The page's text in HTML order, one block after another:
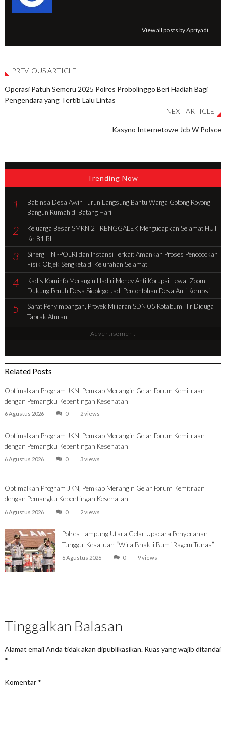
View all posts by Apriyadi
PREVIOUS ARTICLE
Operasi Patuh Semeru 2025 Polres Probolinggo Beri Hadiah Bagi
Pengendara yang Tertib Lalu Lintas
NEXT ARTICLE
Kasyno Internetowe Jcb W Polsce
Trending Now
1
Babinsa Desa Awin Turun Langsung Bantu Warga Gotong Royong
Bangun Rumah di Batang Hari
2
Keluarga Besar SMKN 2 TRENGGALEK Mengucapkan Selamat HUT
Ke-81 RI
3
Sinergi TNI-POLRI dan Instansi Terkait Amankan Proses Pencocokan
Fisik Objek Sengketa di Kelurahan Selamat
4
Kadis Kominfo Merangin Hadiri Monev Anti Korupsi Lewat Zoom
Dukung Penuh Desa Sidolego Jadi Percontohan Desa Anti Korupsi
5
Sarat Penyimpangan, Proyek Miliaran SDN 05 Kotabumi Ilir Diduga
Tabrak Aturan.
Advertisement
Related Posts
Optimalkan Program JKN, Pemkab Merangin Gelar Forum Kemitraan
dengan Pemangku Kepentingan Kesehatan
6 Agustus 2026 0 2 views
Optimalkan Program JKN, Pemkab Merangin Gelar Forum Kemitraan
dengan Pemangku Kepentingan Kesehatan
6 Agustus 2026 0 3 views
Optimalkan Program JKN, Pemkab Merangin Gelar Forum Kemitraan
dengan Pemangku Kepentingan Kesehatan
6 Agustus 2026 0 2 views
Polres Lampung Utara Gelar Upacara Penyerahan
Tunggul Kesatuan “Wira Bhakti Bumi Ragem Tunas”
6 Agustus 2026 0 9 views
Tinggalkan Balasan
Alamat email Anda tidak akan dipublikasikan. Ruas yang wajib ditandai
*
Komentar *